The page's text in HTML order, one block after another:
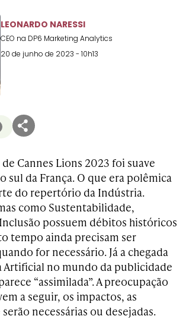
Entertainment
for Music
Entertainment
Film Craft
Media
Outdoor
Entertainment
Entertainment
for Gaming
Entertainment
for Sport
Innovation
Luxury
LEONARDO NARESSI
CEO na DP6 Marketing Analytics
20 de junho de 2023 - 10h13
Cannes Lions 2023 foi suave
sul da França. O que era polêmica
do repertório da Indústria.
como Sustentabilidade,
possuem débitos históricos
tempo ainda precisam ser
for necessário. Já a chegada
Artificial no mundo da publicidade
“assimilada”. A preocupação
a seguir, os impactos, as
necessárias ou desejadas.